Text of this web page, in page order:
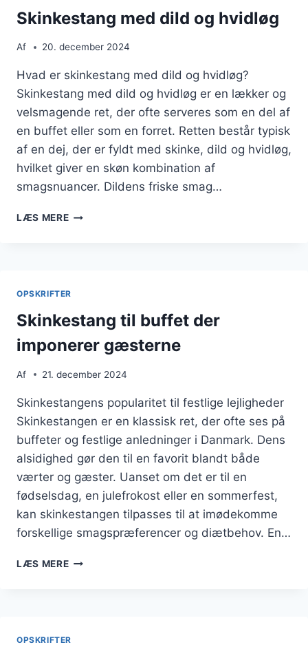
Skinkestang med dild og hvidløg
Af 20. december 2024
Hvad er skinkestang med dild og hvidløg?
Skinkestang med dild og hvidløg er en lækker og
velsmagende ret, der ofte serveres som en del af
en buffet eller som en forret. Retten består typisk
af en dej, der er fyldt med skinke, dild og hvidløg,
hvilket giver en skøn kombination af
smagsnuancer. Dildens friske smag…
LÆS MERESKINKESTANG
OPSKRIFTER
Skinkestang til buffet der
imponerer gæsterne
Af 21. december 2024
Skinkestangens popularitet til festlige lejligheder
Skinkestangen er en klassisk ret, der ofte ses på
buffeter og festlige anledninger i Danmark. Dens
alsidighed gør den til en favorit blandt både
værter og gæster. Uanset om det er til en
fødselsdag, en julefrokost eller en sommerfest,
kan skinkestangen tilpasses til at imødekomme
forskellige smagspræferencer og diætbehov. En…
LÆS MERESKINKESTANG
OPSKRIFTER